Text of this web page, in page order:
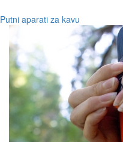
Putni aparati za kavu